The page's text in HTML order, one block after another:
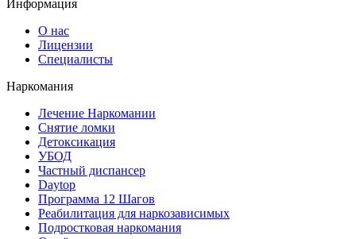
Информация
О нас
Лицензии
Специалисты
Наркомания
Лечение Наркомании
Снятие ломки
Детоксикация
УБОД
Частный диспансер
Daytop
Программа 12 Шагов
Реабилитация для наркозависимых
Подростковая наркомания